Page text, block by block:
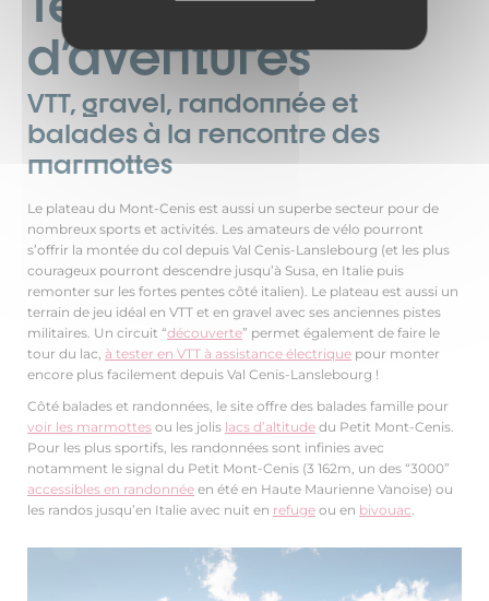
d'aventures
VTT, gravel, randonnée et
balades à la rencontre des
marmottes
Le plateau du Mont-Cenis est aussi un superbe secteur pour de
nombreux sports et activités. Les amateurs de vélo pourront
s’offrir la montée du col depuis Val Cenis-Lanslebourg (et les plus
courageux pourront descendre jusqu’à Susa, en Italie puis
remonter sur les fortes pentes côté italien). Le plateau est aussi un
terrain de jeu idéal en VTT et en gravel avec ses anciennes pistes
militaires. Un circuit “découverte” permet également de faire le
tour du lac, à tester en VTT à assistance électrique pour monter
encore plus facilement depuis Val Cenis-Lanslebourg !
Côté balades et randonnées, le site offre des balades famille pour
voir les marmottes ou les jolis lacs d’altitude du Petit Mont-Cenis.
Pour les plus sportifs, les randonnées sont infinies avec
notamment le signal du Petit Mont-Cenis (3 162m, un des “3000”
accessibles en randonnée en été en Haute Maurienne Vanoise) ou
les randos jusqu’en Italie avec nuit en refuge ou en bivouac.